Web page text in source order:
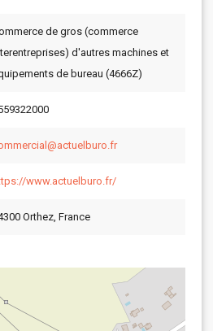
de gros (commerce
d'autres machines et
de bureau (4666Z)
www.actuelburo.fr/
Orthez, France